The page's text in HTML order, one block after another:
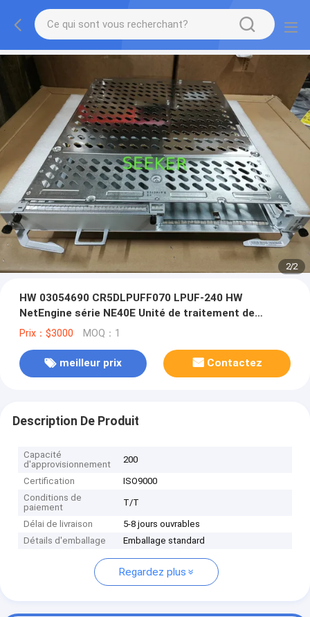
2/2
HW 03054690 CR5DLPUFF070 LPUF-240 HW
NetEngine série NE40E Unité de traitement de
routeur CR5DLPUFF070 Unité de traitement de ligne
Prix：$3000 MOQ：1
meilleur prix Contactez
Description De Produit
Capacité
d'approvisionnement
200
Certification
ISO9000
Conditions de
paiement
T/T
Délai de livraison
5-8 jours ouvrables
Détails d'emballage
Emballage standard
Regardez plus